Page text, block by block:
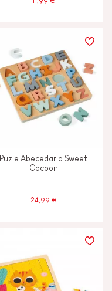
Puzle Abecedario Sweet
Cocoon
24,99 €